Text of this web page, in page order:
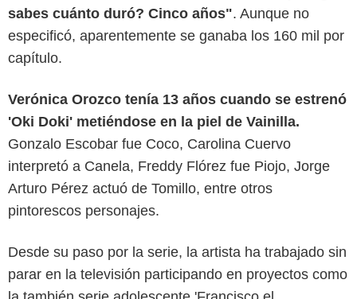
sabes cuánto duró? Cinco años". Aunque no
especificó, aparentemente se ganaba los 160 mil por
capítulo.
Verónica Orozco tenía 13 años cuando se estrenó
'Oki Doki' metiéndose en la piel de Vainilla.
Gonzalo Escobar fue Coco, Carolina Cuervo
interpretó a Canela, Freddy Flórez fue Piojo, Jorge
Arturo Pérez actuó de Tomillo, entre otros
pintorescos personajes.
Desde su paso por la serie, la artista ha trabajado sin
parar en la televisión participando en proyectos como